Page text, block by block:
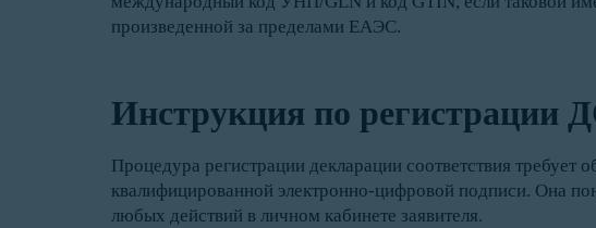
произведенной за пределами ЕАЭС.
Инструкция по регистрации
Процедура регистрации декларации соответствия требует
квалифицированной электронно-цифровой подписи. Она
любых действий в личном кабинете заявителя.